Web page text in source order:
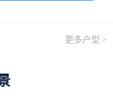
更多户型 >